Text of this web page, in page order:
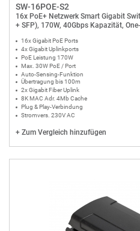
SW-16POE-S2
16x PoE+ Netzwerk Smart Gigabit
+ SFP), 170W, 40Gbps Kapazität,
16x Gigabit PoE Ports
4x Gigabit Uplinkports
PoE Leistung 170W
Max. 30W PoE / Port
Auto-Sensing-Funktion
Übertragung bis 100m
2x Gigabit Fiber Uplink
8K MAC Adr. 4Mb Cache
Plug & Play-Verbindung
Stromvers. 230V AC
+ Zum Vergleich hinzufügen